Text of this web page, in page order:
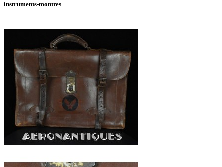
instruments-montres